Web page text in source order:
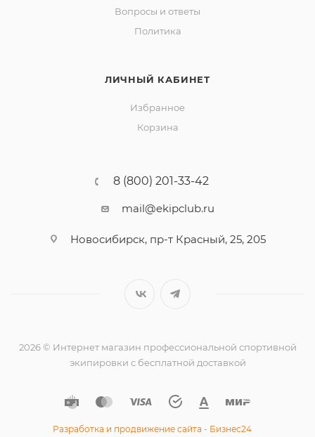
Вопросы и ответы
Политика
ЛИЧНЫЙ КАБИНЕТ
Избранное
Корзина
8 (800) 201-33-42
mail@ekipclub.ru
Новосибирск, пр-т Красный, 25, 205
2026 © Интернет магазин профессиональной спортивной
экипировки с бесплатной доставкой
Разработка и продвижение сайта - Бизнес24